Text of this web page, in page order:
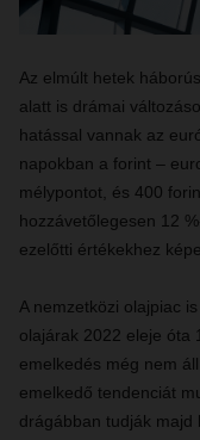
Az elmúlt hetek
alatt is drámai
hatással vannak az
napokban a forint –
mélypontot, és 400
hozzávetőlegesen 12
ezelőtti értékekhez
A nemzetközi olajpiac
olajárak 2022 eleje óta
emelkedés még nem
emelkedő tendenciát
drágábban tudják majd